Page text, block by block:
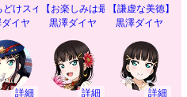
どけスイート】
イヤ
【お楽しみは最後に】
黒澤ダイヤ
【謙虚な美徳】
黒澤ダイヤ
詳細 詳細 詳細